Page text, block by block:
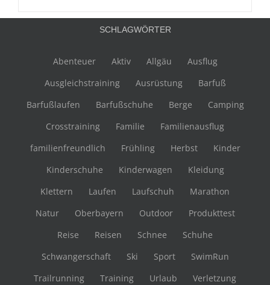
SCHLAGWÖRTER
Abenteuer Aktiv Allgäu
Ausflug
Ausgleichstraining
Ausrüstung
Barfuß
Barfußlaufen
Barfußschuhe Berge
Camping
Crosstraining
Familie
Familienausflug
familienfreundlich
Frühling Herbst
Kinder
Kinderschuhe
Kinderwagen
Kleidung
Klettern
Laufen Laufschuh
Marathon
Natur
Oberbayern Outdoor
Produkttest
Reise
Reisen Schnee
Schuhe
Schwangerschaft
Ski Sport
SwimRun
Trailrunning
Training Urlaub
Verletzung